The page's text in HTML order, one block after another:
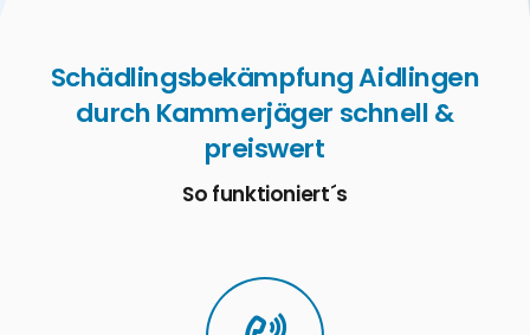
Schädlingsbekämpfung Aidlingen
durch Kammerjäger schnell &
preiswert
So funktioniert´s